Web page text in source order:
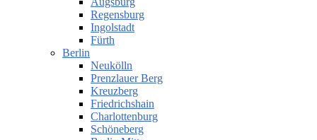
Regensburg
Ingolstadt
Fürth
Berlin
Neukölln
Prenzlauer Berg
Kreuzberg
Friedrichshain
Charlottenburg
Schöneberg